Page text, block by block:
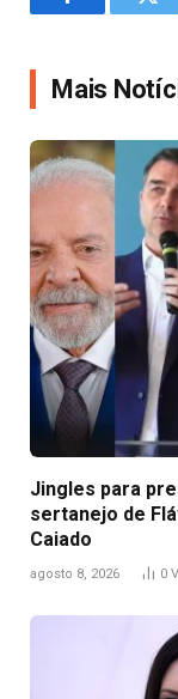
Facebook
Mais
Jingles para
sertanejo de
Caiado
agosto 8, 2026 0